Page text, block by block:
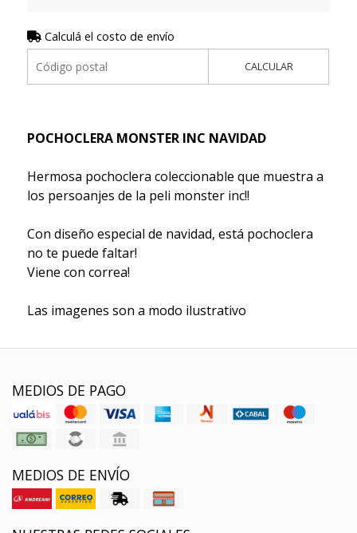
Calculá el costo de envío
CALCULAR
POCHOCLERA MONSTER INC NAVIDAD
Hermosa pochoclera coleccionable que muestra a
los persoanjes de la peli monster inc!!
Con diseño especial de navidad, está pochoclera
no te puede faltar!
Viene con correa!
Las imagenes son a modo ilustrativo
MEDIOS DE PAGO
MEDIOS DE ENVÍO